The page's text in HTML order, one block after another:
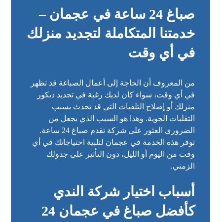
صباغ 24 ساعة في عجمان –
خدمتنا المتكاملة لتجديد منزلك
في أي وقت
من المعروف أن الحاجة إلى أعمال الصباغة قد تظهر
في أي وقت، سواء كان لديك رغبة في تجديد ديكور
منزلك أو إصلاح التلفيات التي قد تحدث بسبب
التقلبات الجوية. وهذا هو السبب الذي يجعل من
الضروري العثور على شركة تقدم صباغ 24 ساعة.
توفر هذه الخدمة في عجمان لتلبية احتياجاتك في أي
وقت من اليوم أو الليل، دون التأثير على جدولك
الزمني.
أسباب اختيار شركة الندي
كأفضل صباغ في عجمان 24